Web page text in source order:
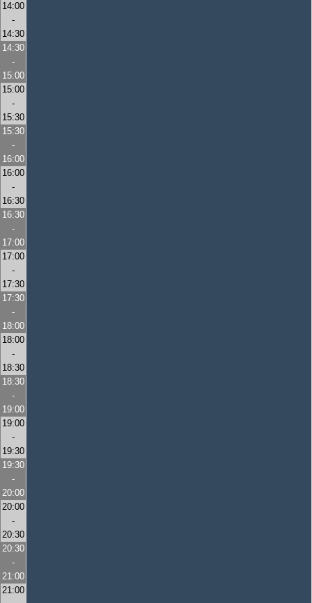
14:00
-
14:30
14:30
-
15:00
15:00
-
15:30
15:30
-
16:00
16:00
-
16:30
16:30
-
17:00
17:00
-
17:30
17:30
-
18:00
18:00
-
18:30
18:30
-
19:00
19:00
-
19:30
19:30
-
20:00
20:00
-
20:30
20:30
-
21:00
21:00